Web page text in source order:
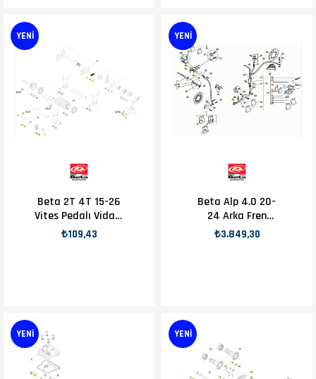
Beta 2T 4T 15-26
Vites Pedalı Vidası
OEM B15-1
₺109,43
YENI
Beta Alp 4.0 20-
24 Arka Fren
Balatası OEM B15-
₺3.849,30
YENI
YENI YENI